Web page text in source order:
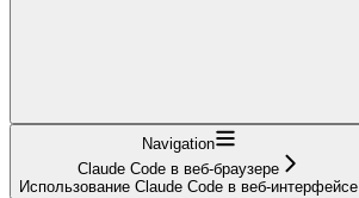
Navigation
Claude Code в веб-браузере
Использование Claude Code в веб-интерфейсе